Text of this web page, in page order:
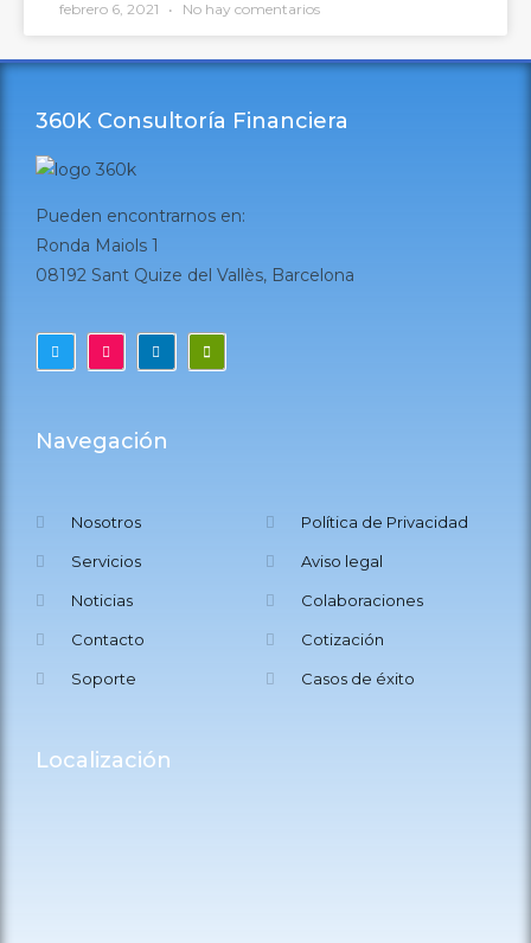
febrero 6, 2021 No hay comentarios
360K Consultoría Financiera
Pueden encontrarnos en:
Ronda Maiols 1
08192 Sant Quize del Vallès, Barcelona
Navegación
Nosotros
Servicios
Noticias
Contacto
Soporte
Política de Privacidad
Aviso legal
Colaboraciones
Cotización
Casos de éxito
Localización